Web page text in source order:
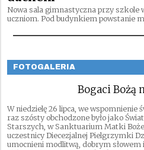
Nowa sala gimnastyczna przy szkole
uczniom. Pod budynkiem powstanie
FOTOGALERIA
Bogaci Bożą
W niedzielę 26 lipca, we wspomnienie
raz szósty obchodzone było jako
Starszych, w Sanktuarium Matki
uczestnicy Diecezjalnej Pielgrzymki
umocnieni modlitwą, dobrym słowem